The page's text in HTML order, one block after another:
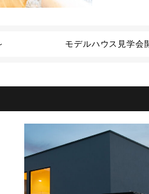
宅～ モデルハウス見学会